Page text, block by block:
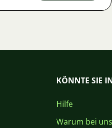
KÖNNTE SIE
Hilfe
Warum bei